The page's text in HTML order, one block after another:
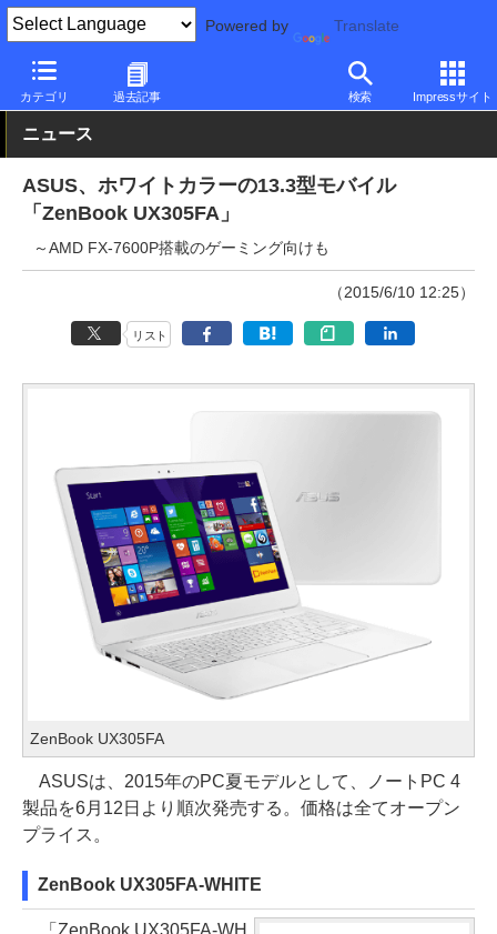
Powered by Translate
カテゴリ 過去記事 検索 Impressサイト
PC Watch パソコン/タブレット/スマートフォン モバイルノート
ニュース
ASUS、ホワイトカラーの13.3型モバイル
「ZenBook UX305FA」
～AMD FX-7600P搭載のゲーミング向けも
（2015/6/10 12:25）
リスト
ZenBook UX305FA
ASUSは、2015年のPC夏モデルとして、ノートPC 4
製品を6月12日より順次発売する。価格は全てオープン
プライス。
ZenBook UX305FA-WHITE
「ZenBook UX305FA-WH